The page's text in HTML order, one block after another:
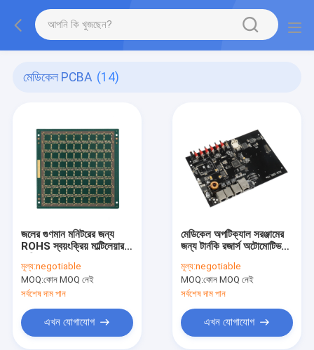
মেডিকেল PCBA (14)
জলের গুণমান মনিটরের জন্য
ROHS স্বয়ংক্রিয় মাল্টিলেয়ার
মূল্য:negotiable
MOQ:কোন MOQ নেই
সর্বশেষ দাম পান
এখন যোগাযোগ
মেডিকেল অপটিক্যাল সরঞ্জামের
জন্য টার্নকি রজার্স অটোমোটিভ
মূল্য:negotiable
MOQ:কোন MOQ নেই
সর্বশেষ দাম পান
এখন যোগাযোগ